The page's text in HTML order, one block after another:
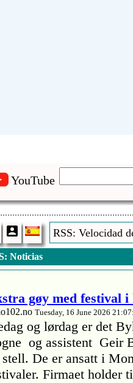
YouTube
RSS: Velocidad
Noticias
gøy med festival i
Tuesday, 16 June 2026
og lørdag er det
og assistent Geir
stell. De er ansatt i
Firmaet